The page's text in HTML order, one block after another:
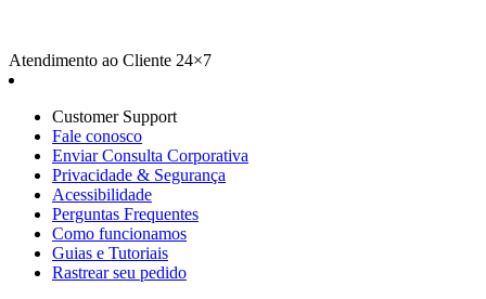
Atendimento ao Cliente 24×7
Customer Support
Fale conosco
Enviar Consulta Corporativa
Privacidade & Segurança
Acessibilidade
Perguntas Frequentes
Como funcionamos
Guias e Tutoriais
Rastrear seu pedido